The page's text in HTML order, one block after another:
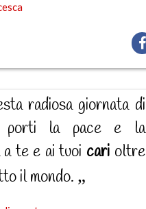
radiosa giornata di
porti la pace e la
te e ai tuoi carioltre
il mondo.